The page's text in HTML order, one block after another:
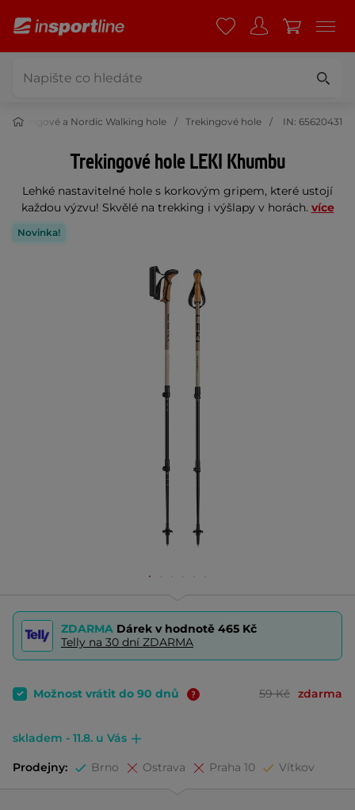
Trekingové a Nordic Walking hole Trekingové hole IN: 65620431
Trekingové hole LEKI Khumbu
Lehké nastavitelné hole s korkovým gripem, které ustojí
každou výzvu! Skvělé na trekking i výšlapy v horách. více
Novinka!
ZDARMA Dárek v hodnotě 465 Kč
Telly na 30 dní ZDARMA
Možnost vrátit do 90 dnů 59 Kč zdarma
skladem - 11.8. u Vás
Prodejny: Brno Ostrava Praha 10 Vítkov